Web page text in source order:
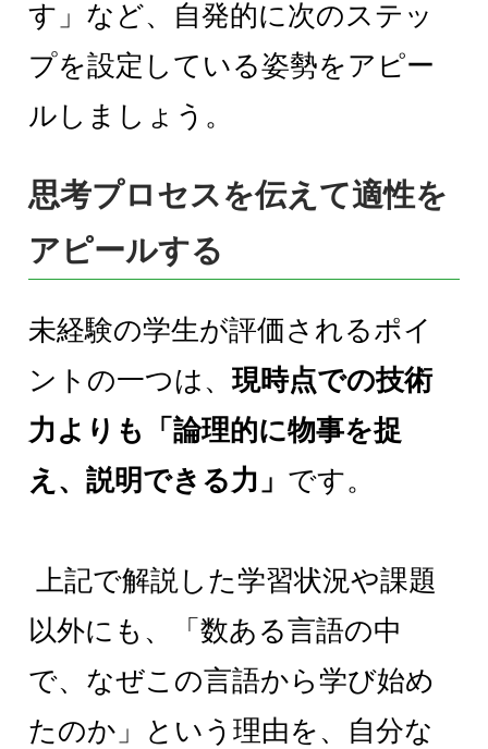
す」など、自発的に次のステッ
プを設定している姿勢をアピー
ルしましょう。
思考プロセスを伝えて適性を
アピールする
未経験の学生が評価されるポイ
ントの一つは、現時点での技術
力よりも「論理的に物事を捉
え、説明できる力」 です。
上記で解説した学習状況や課題
以外にも、「数ある言語の中
で、なぜこの言語から学び始め
たのか」という理由を、自分な